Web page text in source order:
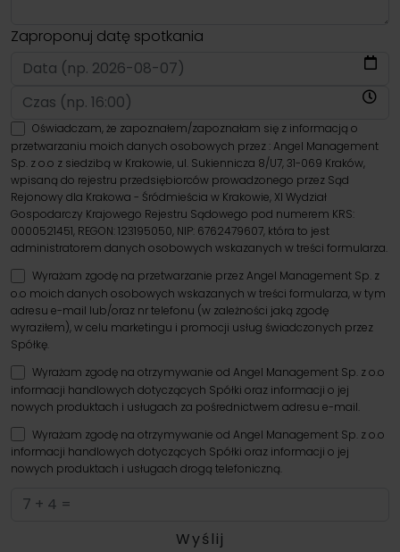
Zaproponuj datę spotkania
Oświadczam, że zapoznałem/zapoznałam się z informacją o
przetwarzaniu moich danych osobowych przez : Angel Management
Sp. z o.o z siedzibą w Krakowie, ul. Sukiennicza 8/U7, 31-069 Kraków,
wpisaną do rejestru przedsiębiorców prowadzonego przez Sąd
Rejonowy dla Krakowa - Śródmieścia w Krakowie, XI Wydział
Gospodarczy Krajowego Rejestru Sądowego pod numerem KRS:
0000521451, REGON: 123195050, NIP: 6762479607, która to jest
administratorem danych osobowych wskazanych w treści formularza.
Wyrażam zgodę na przetwarzanie przez Angel Management Sp. z
o.o moich danych osobowych wskazanych w treści formularza, w tym
adresu e-mail lub/oraz nr telefonu (w zależności jaką zgodę
wyraziłem), w celu marketingu i promocji usług świadczonych przez
Spółkę.
Wyrażam zgodę na otrzymywanie od Angel Management Sp. z o.o
informacji handlowych dotyczących Spółki oraz informacji o jej
nowych produktach i usługach za pośrednictwem adresu e-mail.
Wyrażam zgodę na otrzymywanie od Angel Management Sp. z o.o
informacji handlowych dotyczących Spółki oraz informacji o jej
nowych produktach i usługach drogą telefoniczną.